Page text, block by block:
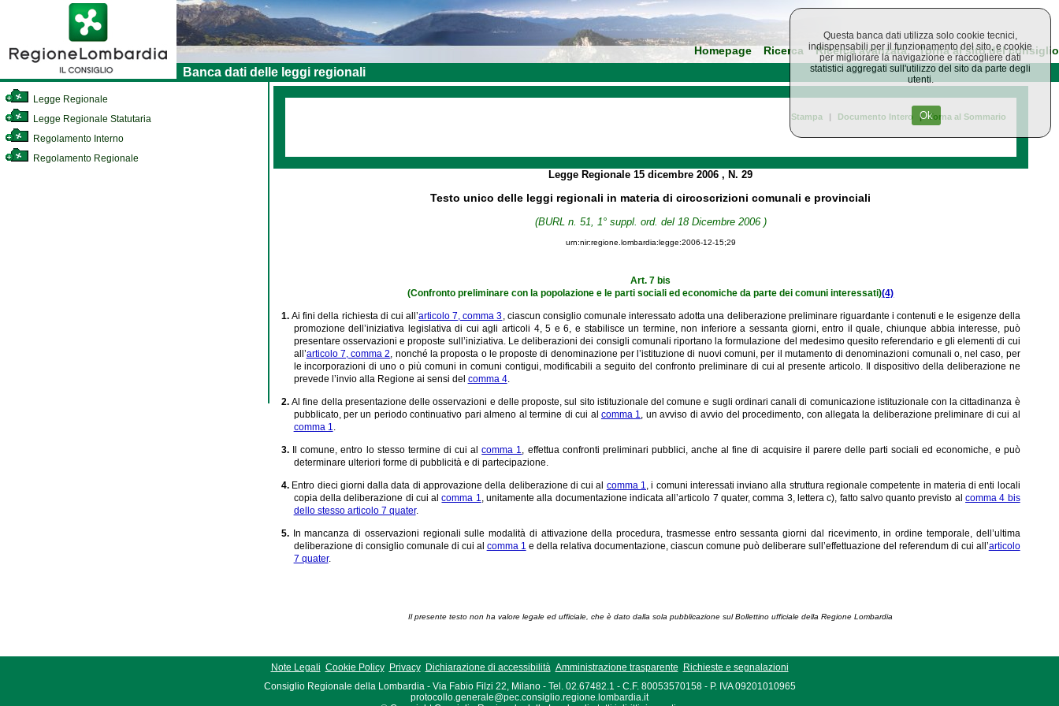
Homepage Ricerca Ricerca avanzata Torna al sito del consiglio
Banca dati delle leggi regionali
Legge Regionale
Legge Regionale Statutaria
Regolamento Interno
Regolamento Regionale
Stampa | Documento Intero | Torna al Sommario
Legge Regionale15 dicembre 2006, N. 29
Testo unico delle leggi regionali in materia di circoscrizioni comunali e provinciali
(BURL n. 51, 1° suppl. ord. del 18 Dicembre 2006 )
urn:nir:regione.lombardia:legge:2006-12-15;29
Art. 7 bis
(Confronto preliminare con la popolazione e le parti sociali ed economiche da parte dei comuni interessati)(4)
1.Ai fini della richiesta di cui all’articolo 7, comma 3, ciascun consiglio comunale interessato adotta una deliberazione preliminare riguardante i contenuti e le esigenze della
promozione dell’iniziativa legislativa di cui agli articoli 4, 5 e 6, e stabilisce un termine, non inferiore a sessanta giorni, entro il quale, chiunque abbia interesse, può
presentare osservazioni e proposte sull’iniziativa. Le deliberazioni dei consigli comunali riportano la formulazione del medesimo quesito referendario e gli elementi di cui
all’articolo 7, comma 2, nonché la proposta o le proposte di denominazione per l’istituzione di nuovi comuni, per il mutamento di denominazioni comunali o, nel caso, per
le incorporazioni di uno o più comuni in comuni contigui, modificabili a seguito del confronto preliminare di cui al presente articolo. Il dispositivo della deliberazione ne
prevede l’invio alla Regione ai sensi del comma 4.
2.Al fine della presentazione delle osservazioni e delle proposte, sul sito istituzionale del comune e sugli ordinari canali di comunicazione istituzionale con la cittadinanza è
pubblicato, per un periodo continuativo pari almeno al termine di cui al comma 1, un avviso di avvio del procedimento, con allegata la deliberazione preliminare di cui al
comma 1.
3. Il comune, entro lo stesso termine di cui alcomma 1, effettua confronti preliminari pubblici, anche al fine di acquisire il parere delle parti sociali ed economiche, e può
determinare ulteriori forme di pubblicità e di partecipazione.
4. Entro dieci giorni dalla data di approvazione della deliberazione di cui al comma 1, i comuni interessati inviano alla struttura regionale competente in materia di enti locali
copia della deliberazione di cui alcomma 1, unitamente alla documentazione indicata all’articolo 7 quater, comma 3, lettera c), fatto salvo quanto previsto alcomma 4 bis
dello stesso articolo 7 quater.
5. In mancanza di osservazioni regionali sulle modalità di attivazione della procedura, trasmesse entro sessanta giorni dal ricevimento, in ordine temporale, dell’ultima
deliberazione di consiglio comunale di cui al comma 1 e della relativa documentazione, ciascun comune può deliberare sull’effettuazione del referendum di cui all’articolo
7 quater.
Il presente testo non ha valore legale ed ufficiale, che è dato dalla sola pubblicazione sul Bollettino ufficiale della Regione Lombardia
Note Legali Cookie Policy Privacy Dichiarazione di accessibilità Amministrazione trasparente
Richieste e segnalazioni
Consiglio Regionale della Lombardia - Via Fabio Filzi 22, Milano - Tel. 02.67482.1 - C.F. 80053570158 - P. IVA 09201010965
protocollo.generale@pec.consiglio.regione.lombardia.it
Questa banca dati utilizza solo cookie tecnici,
indispensabili per il funzionamento del sito, e cookie
per migliorare la navigazione e raccogliere dati
statistici aggregati sull'utilizzo del sito da parte degli
utenti.
Ok